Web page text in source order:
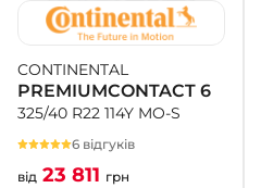
CONTINENTAL
PREMIUMCONTACT 6
325/40 R22 114Y MO-S
6 відгуків
від 23 811 грн